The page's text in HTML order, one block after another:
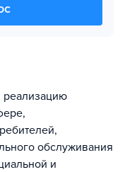
реализацию
обслуживания
и